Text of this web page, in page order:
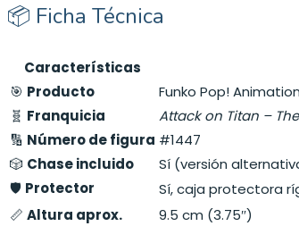
📦 Ficha Técnica
Características
🎯 Producto
Funko Pop!
🧬 Franquicia
Attack on Titan –
🔢 Número de figura #1447
🎲 Chase incluido
Sí (versión
🛡️ Protector
Sí, caja protectora
📏 Altura aprox.
9.5 cm (3.75″)